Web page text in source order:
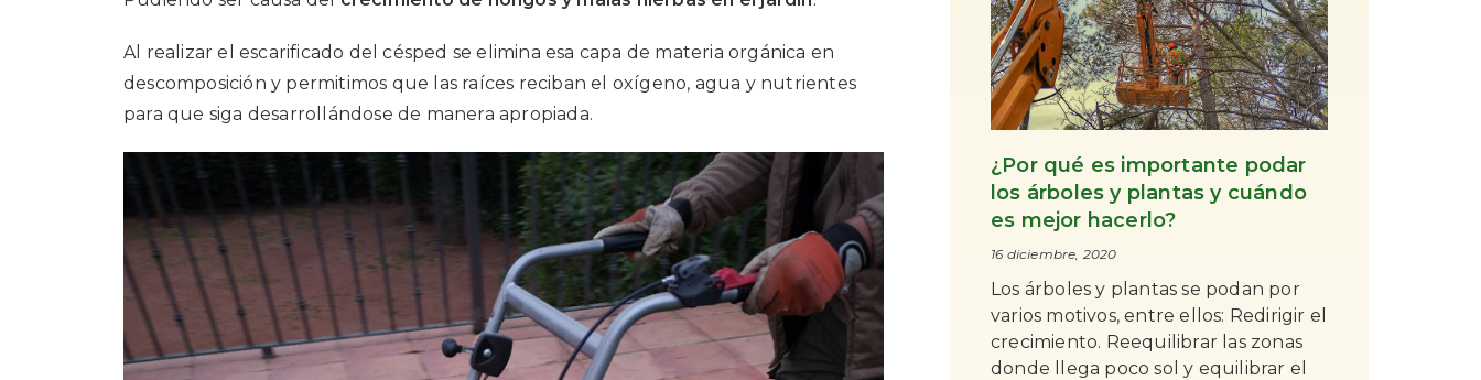
Al realizar el escarificado del césped se elimina esa capa de materia orgánica en
descomposición y permitimos que las raíces reciban el oxígeno, agua y nutrientes
para que siga desarrollándose de manera apropiada.
¿Por qué es importante podar
los árboles y plantas y cuándo
es mejor hacerlo?
16 diciembre, 2020
Los árboles y plantas se podan por
varios motivos, entre ellos: Redirigir el
crecimiento. Reequilibrar las zonas
donde llega poco sol y equilibrar el